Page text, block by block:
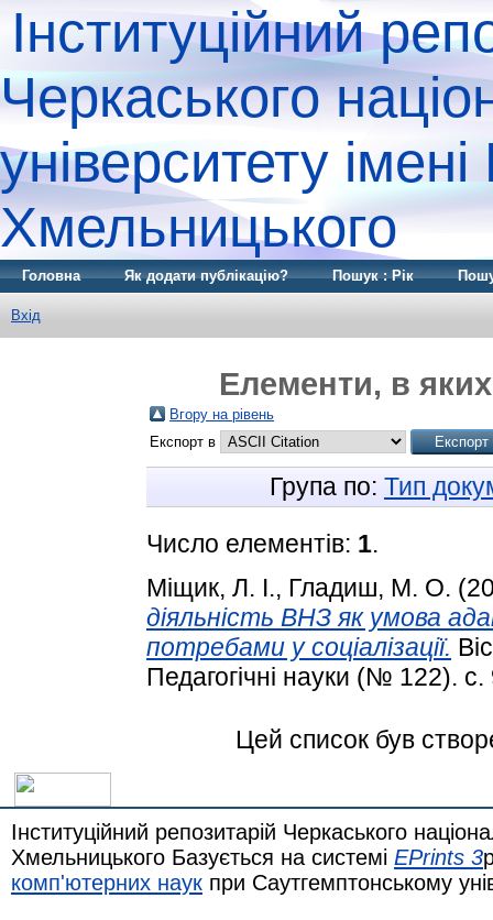
Інституційний
Черкаського
університету
Хмельницького
Головна Як додати публікацію? Пошук : Рік
Вхід
Елементи, в
Вгору на рівень
Експорт в
Група по: Тип
Число елементів: 1.
Міщик, Л. І., Гладиш, М. О.
діяльність ВНЗ як умова
потребами у соціалізації.
Педагогічні науки (№ 122).
Цей список був
Інституційний репозитарій Черкаського
Хмельницького Базується на системі EPrints 3
комп'ютерних наук при Саутгемптонському